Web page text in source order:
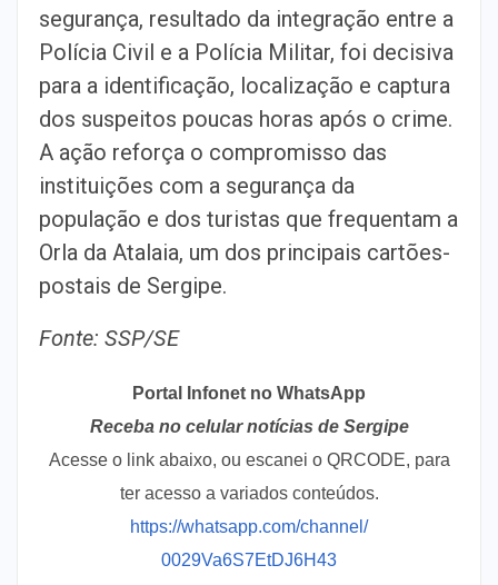
segurança, resultado da integração entre a
Polícia Civil e a Polícia Militar, foi decisiva
para a identificação, localização e captura
dos suspeitos poucas horas após o crime.
A ação reforça o compromisso das
instituições com a segurança da
população e dos turistas que frequentam a
Orla da Atalaia, um dos principais cartões-
postais de Sergipe.
Fonte: SSP/SE
Portal Infonet no WhatsApp
Receba no celular notícias de Sergipe
Acesse o link abaixo, ou escanei o QRCODE, para
ter acesso a variados conteúdos.
https://whatsapp.com/channel/
0029Va6S7EtDJ6H43